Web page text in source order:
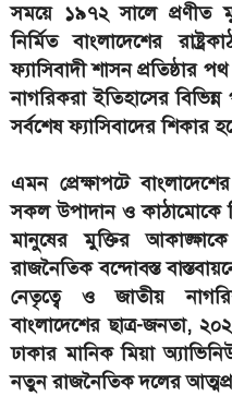
সময়ে ১৯৭২ সালে প্রণীত
নির্মিত বাংলাদেশের
ফ্যাসিবাদী শাসন প্রতিষ্ঠার
নাগরিকরা ইতিহাসের
সর্বশেষ ফ্যাসিবাদের শিকার
এমন প্রেক্ষাপটে
সকল উপাদান ও
মানুষের মুক্তির
রাজনৈতিক বন্দোবস্ত
নেতৃত্বে ও জাতীয়
বাংলাদেশের ছাত্র-জনতা,
ঢাকার মানিক মিয়া
নতুন রাজনৈতিক দলের